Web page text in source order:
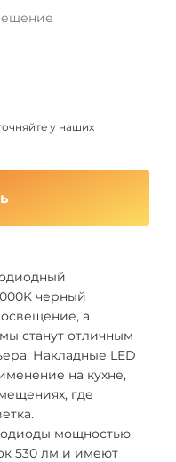
у наших
черный
а
станут отличным
Накладные LED
на кухне,
где
мощностью
530 лм и имеют